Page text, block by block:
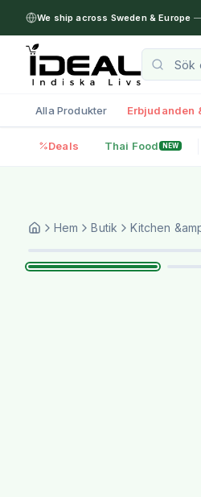
We ship across Sweden & Europe
Alla Produkter Erbjudanden
Deals Thai Food NEW
Hem Butik Kitchen